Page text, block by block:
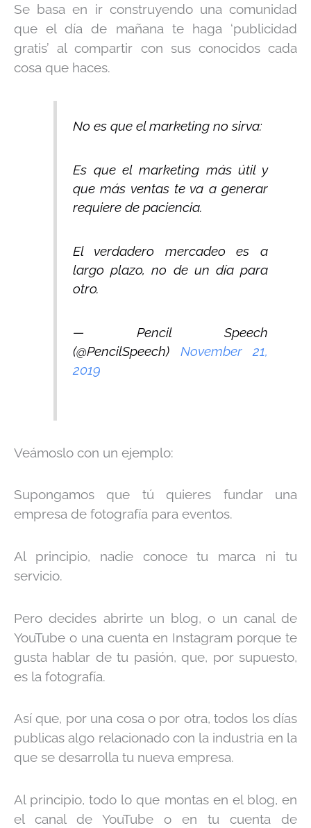
Se basa en ir construyendo una comunidad
que el día de mañana te haga ‘publicidad
gratis’ al compartir con sus conocidos cada
cosa que haces.
No es que el marketing no sirva:
Es que el marketing más útil y
que más ventas te va a generar
requiere de paciencia.
El verdadero mercadeo es a
largo plazo, no de un día para
otro.
— Pencil Speech
(@PencilSpeech) November 21,
2019
Veámoslo con un ejemplo:
Supongamos que tú quieres fundar una
empresa de fotografía para eventos.
Al principio, nadie conoce tu marca ni tu
servicio.
Pero decides abrirte un blog, o un canal de
YouTube o una cuenta en Instagram porque te
gusta hablar de tu pasión, que, por supuesto,
es la fotografía.
Así que, por una cosa o por otra, todos los días
publicas algo relacionado con la industria en la
que se desarrolla tu nueva empresa.
Al principio, todo lo que montas en el blog, en
el canal de YouTube o en tu cuenta de